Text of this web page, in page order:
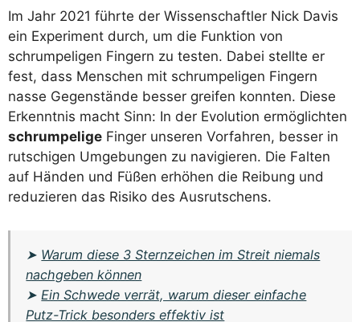
Im Jahr 2021 führte der Wissenschaftler Nick Davis
ein Experiment durch, um die Funktion von
schrumpeligen Fingern zu testen. Dabei stellte er
fest, dass Menschen mit schrumpeligen Fingern
nasse Gegenstände besser greifen konnten. Diese
Erkenntnis macht Sinn: In der Evolution ermöglichten
schrumpelige Finger unseren Vorfahren, besser in
rutschigen Umgebungen zu navigieren. Die Falten
auf Händen und Füßen erhöhen die Reibung und
reduzieren das Risiko des Ausrutschens.
➤ Warum diese 3 Sternzeichen im Streit niemals
nachgeben können
➤ Ein Schwede verrät, warum dieser einfache
Putz-Trick besonders effektiv ist